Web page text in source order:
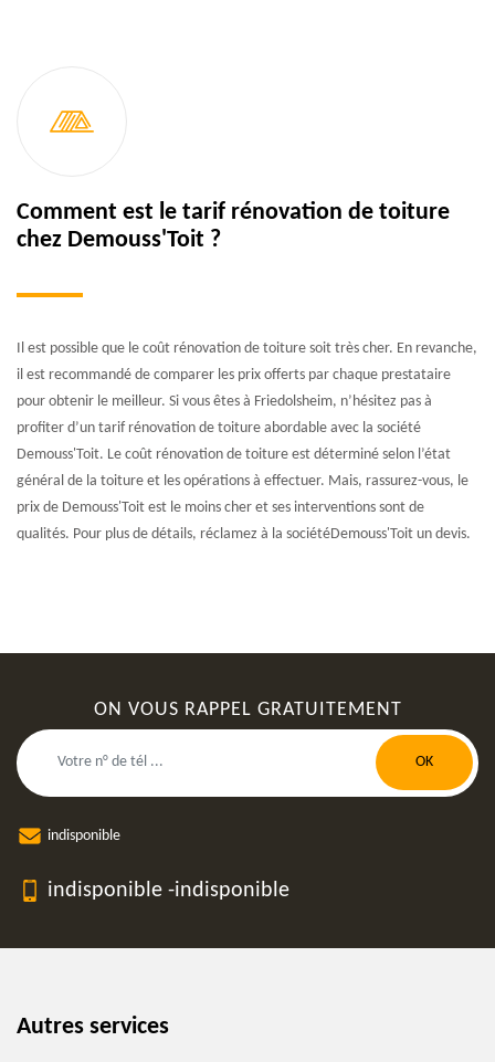
Comment est le tarif rénovation de toiture
chez Demouss'Toit ?
Il est possible que le coût rénovation de toiture soit très cher. En revanche,
il est recommandé de comparer les prix offerts par chaque prestataire
pour obtenir le meilleur. Si vous êtes à Friedolsheim, n’hésitez pas à
profiter d’un tarif rénovation de toiture abordable avec la société
Demouss'Toit. Le coût rénovation de toiture est déterminé selon l’état
général de la toiture et les opérations à effectuer. Mais, rassurez-vous, le
prix de Demouss'Toit est le moins cher et ses interventions sont de
qualités. Pour plus de détails, réclamez à la sociétéDemouss'Toit un devis.
ON VOUS RAPPEL GRATUITEMENT
indisponible
indisponible -indisponible
Autres services